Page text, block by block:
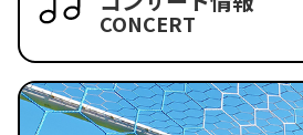
CONCERT